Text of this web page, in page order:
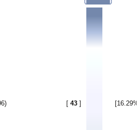
[ 43 ]